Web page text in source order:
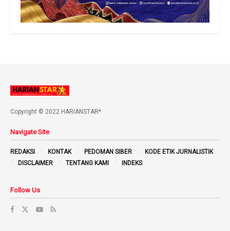
Copyright © 2022 HARIANSTAR*
Navigate Site
REDAKSI KONTAK PEDOMAN SIBER
KODE ETIK JURNALISTIK
DISCLAIMER
TENTANG KAMI INDEKS
Follow Us